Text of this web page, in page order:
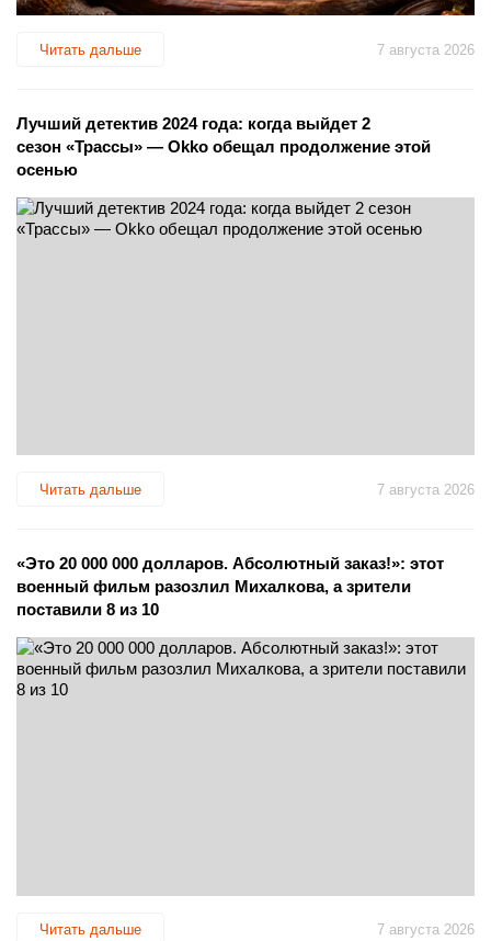
Читать дальше 7 августа 2026
Лучший детектив 2024 года: когда выйдет 2
сезон «Трассы» — Okko обещал продолжение этой
осенью
Читать дальше 7 августа 2026
«Это 20 000 000 долларов. Абсолютный заказ!»: этот
военный фильм разозлил Михалкова, а зрители
поставили 8 из 10
Читать дальше 7 августа 2026